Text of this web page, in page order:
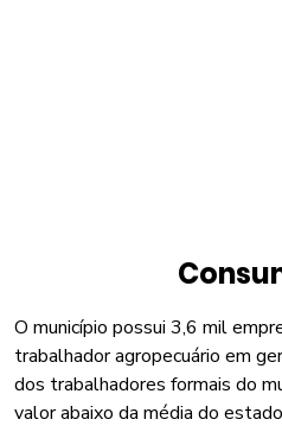
O município possui 3,6 mil
trabalhador agropecuário em
dos trabalhadores formais do
valor abaixo da média do